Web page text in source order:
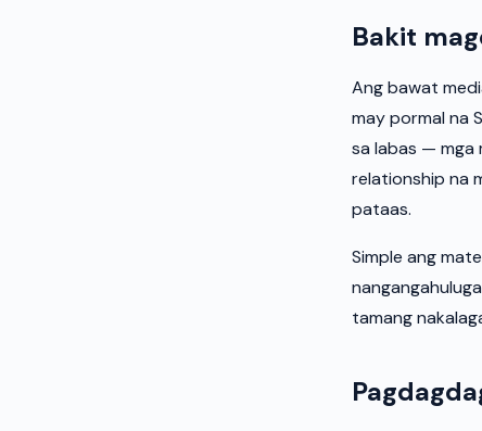
Bakit
Ang bawat
may pormal na
sa labas — mga
relationship na
pataas.
Simple ang
tamang